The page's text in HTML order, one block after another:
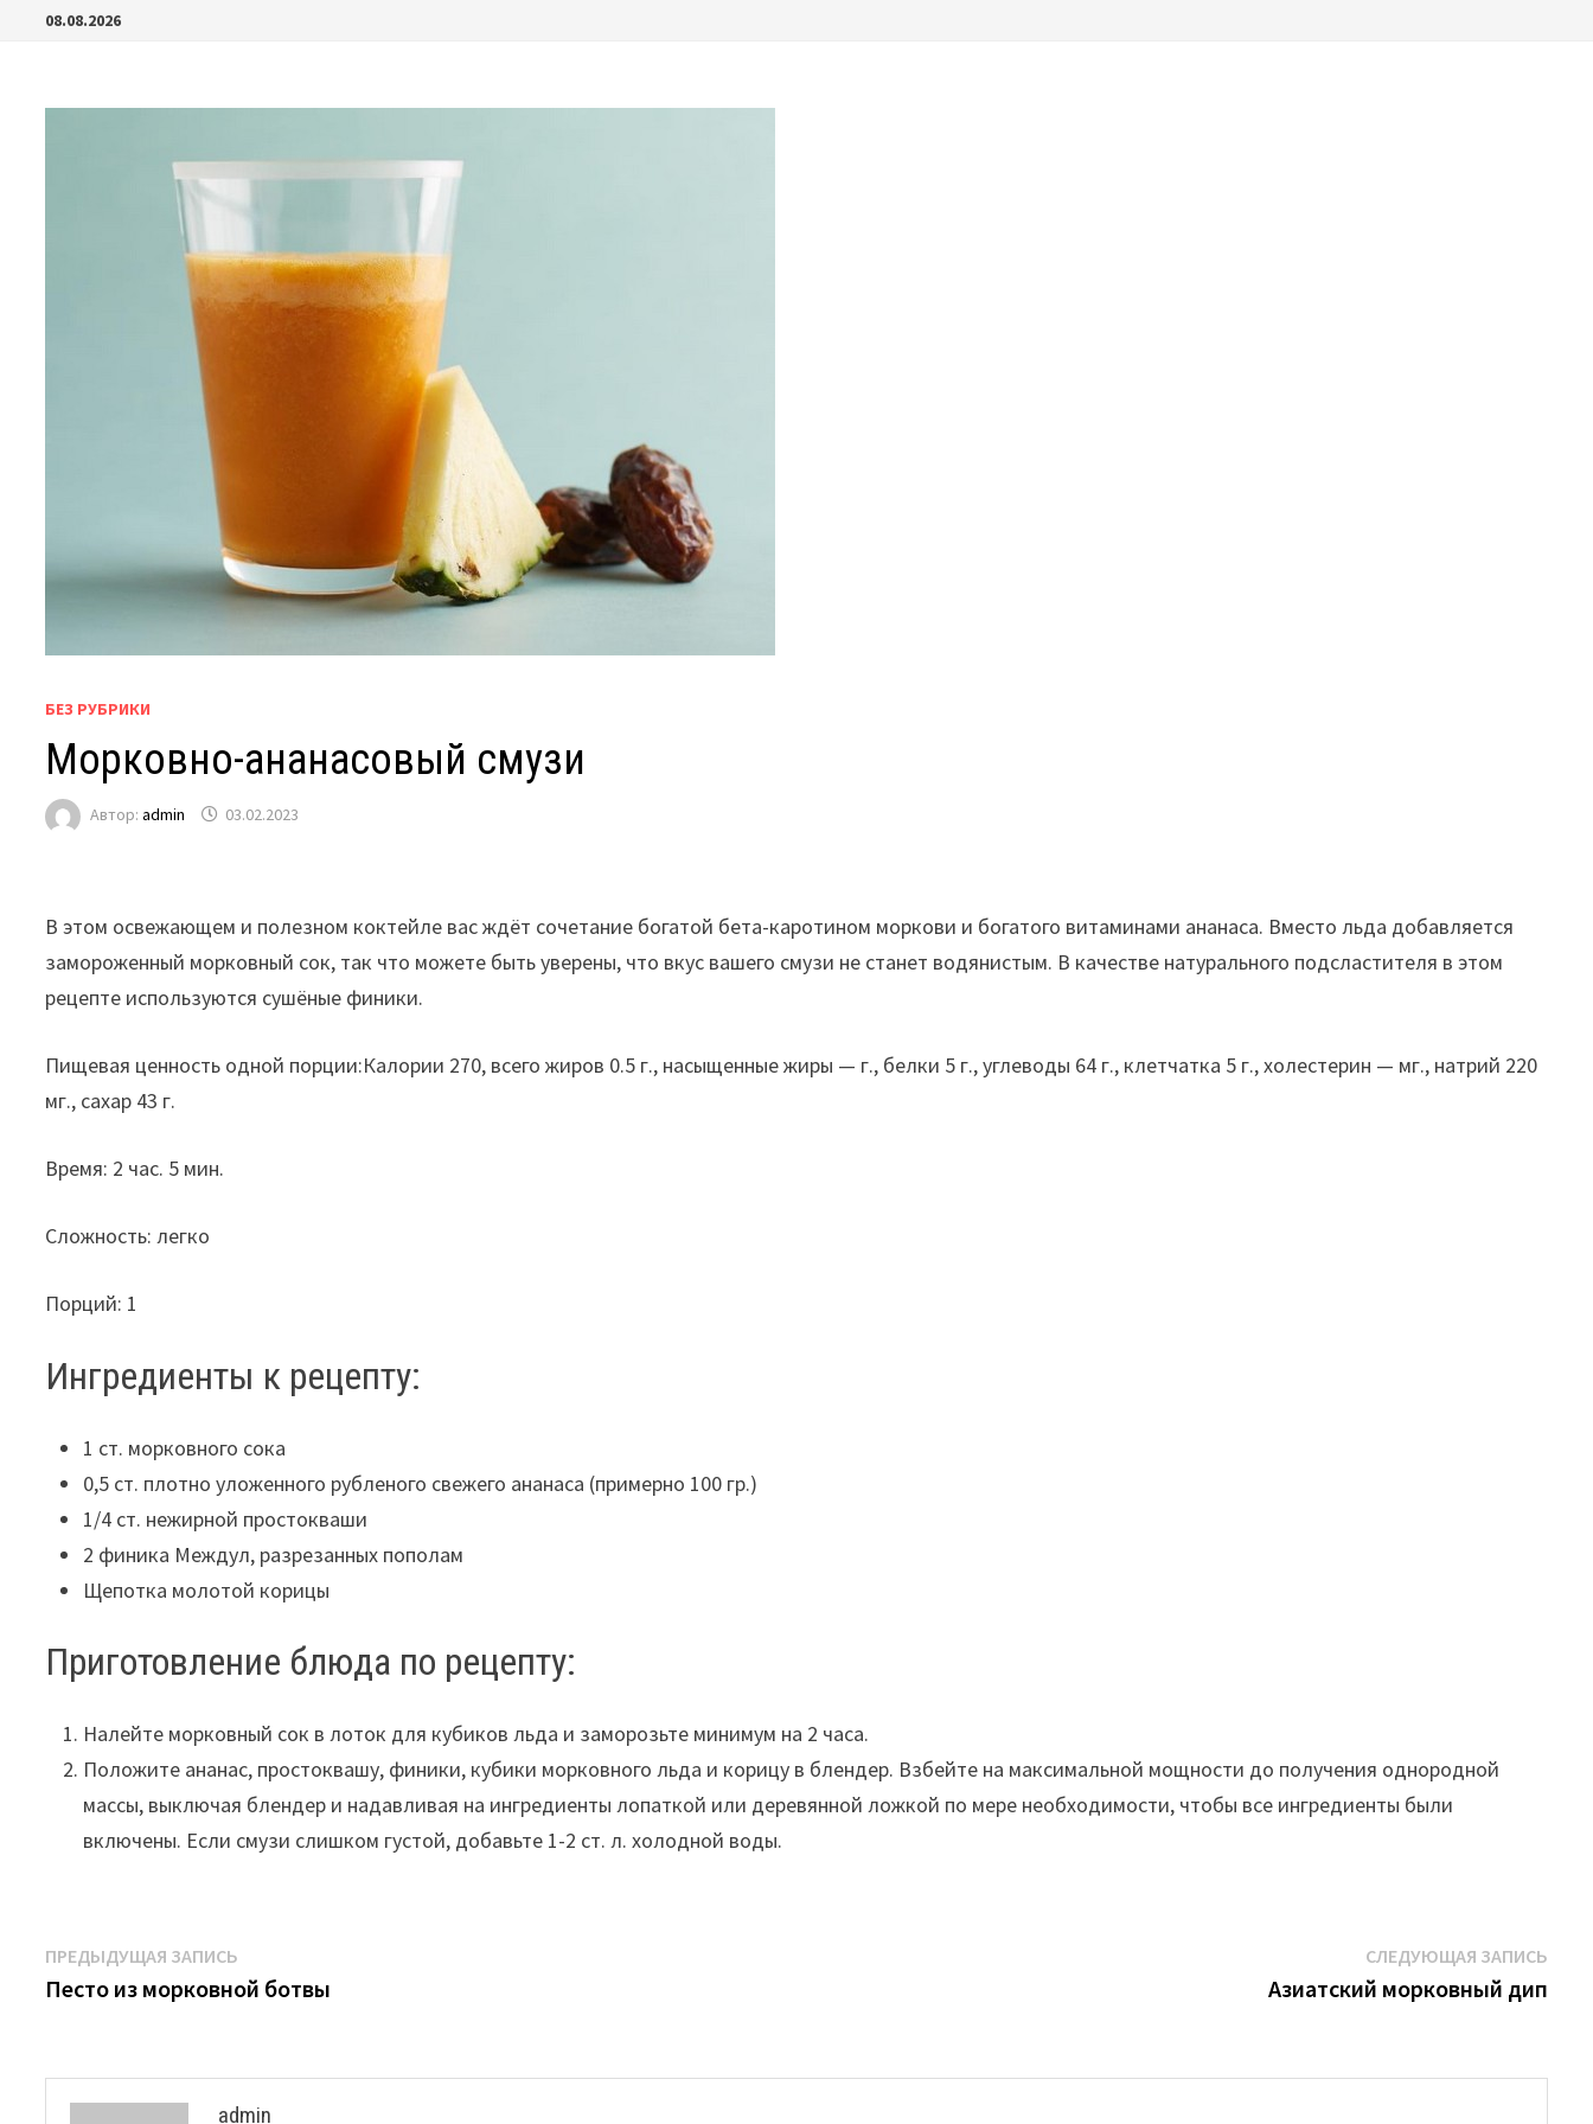
Перейти08.08.2026
БЕЗ РУБРИКИ
Морковно-ананасовый смузи
Автор:admin 03.02.2023
В этом освежающем и полезном коктейле вас ждёт сочетание богатой бета-каротином моркови и богатого витаминами ананаса. Вместо льда добавляется
замороженный морковный сок, так что можете быть уверены, что вкус вашего смузи не станет водянистым. В качестве натурального подсластителя в этом
рецепте используются сушёные финики.
Пищевая ценность одной порции:Калории 270, всего жиров 0.5 г., насыщенные жиры — г., белки 5 г., углеводы 64 г., клетчатка 5 г., холестерин — мг., натрий 220
мг., сахар 43 г.
Время: 2 час. 5 мин.
Сложность: легко
Порций: 1
Ингредиенты к рецепту:
1 ст. морковного сока
0,5 ст. плотно уложенного рубленого свежего ананаса (примерно 100 гр.)
1/4 ст. нежирной простокваши
2 финика Междул, разрезанных пополам
Щепотка молотой корицы
Приготовление блюда по рецепту:
Налейте морковный сок в лоток для кубиков льда и заморозьте минимум на 2 часа.
Положите ананас, простоквашу, финики, кубики морковного льда и корицу в блендер. Взбейте на максимальной мощности до получения однородной
массы, выключая блендер и надавливая на ингредиенты лопаткой или деревянной ложкой по мере необходимости, чтобы все ингредиенты были
включены. Если смузи слишком густой, добавьте 1-2 ст. л. холодной воды.
Навигация
по
ПРЕДЫДУЩАЯ ЗАПИСЬ
запись:
Песто из морковной ботвы
СЛЕДУЮЩАЯ ЗАПИСЬ
Азиатский морковный дип
admin